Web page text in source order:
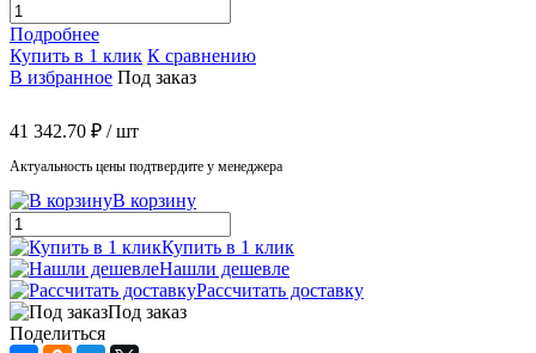
Подробнее
Купить в 1 клик К сравнению
В избранное Под заказ
41 342.70 ₽ / шт
Актуальность цены подтвердите у менеджера
В корзину
Купить в 1 клик
Нашли дешевле
Рассчитать доставку
Под заказ
Поделиться